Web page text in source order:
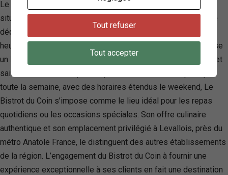
Le Bistrot du Coin, une brasserie française emblématique
située au cœur de Levallois, est reconnue pour son ambiance
décontractée et conviviale, parfaite pour se retrouver à toute
heure. Avec une terrasse accueillante, l’établissement propose
un Happy Hour attractif ainsi qu’une cuisine de bistrot variée et
saisonnière, allant du petit déjeuner au dîner. Ouvert presque
toute la semaine, avec des horaires étendus le weekend, Le
Bistrot du Coin s’impose comme le lieu idéal pour les repas
quotidiens ou les occasions spéciales. Son offre culinaire
authentique et son emplacement privilégié à Levallois, près du
métro Anatole France, le distinguent des autres établissements
de la région. L’engagement du Bistrot du Coin à fournir une
expérience exceptionnelle à ses clients en fait une destination
Tout refuser
Tout accepter